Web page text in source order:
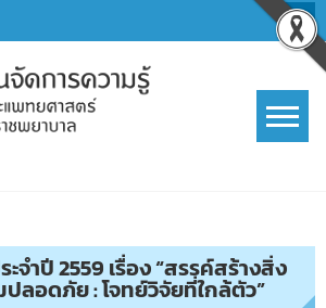
จำปี 2559 เรื่อง “สรรค์สร้างสิ่ง
ลอดภัย : โจทย์วิจัยที่ใกล้ตัว”